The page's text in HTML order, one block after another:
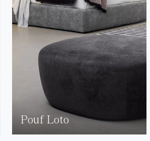
Pouf Loto